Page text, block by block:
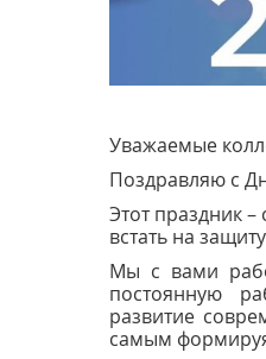
Уважаемые
Поздравляю с
Этот праздник
встать на
Мы с вами
постоянную
развитие
самым формируя